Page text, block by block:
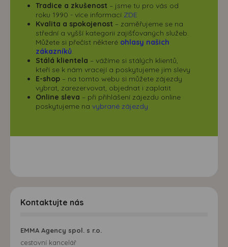
Tradice a zkušenost – jsme tu pro vás od
roku 1990 - více informací ZDE
Kvalita a spokojenost – zaměřujeme se na
střední a vyšší kategorii zajišťovaných služeb.
Můžete si přečíst některé ohlasy našich
zákazníků
Stálá klientela – vážíme si stálých klientů,
kteří se k nám vracejí a poskytujeme jim slevy
E-shop – na tomto webu si můžete zájezdy
vybrat, zarezervovat, objednat i zaplatit
Online sleva – při přihlášení zájezdu online
poskytujeme na vybrané zájezdy
Kontaktujte nás
EMMA Agency spol. s r.o.
cestovní kancelář